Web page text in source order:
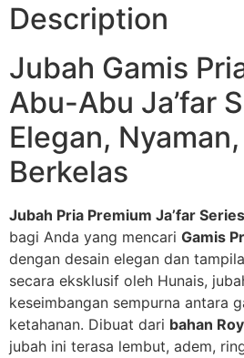
Description
Jubah Gamis
Abu-Abu Ja’far
Elegan,
Berkelas
Jubah Pria Premium Ja’far Series
bagi Anda yang mencari Gamis
dengan desain elegan dan
secara eksklusif oleh Hunais,
keseimbangan sempurna antara
ketahanan. Dibuat dari bahan
jubah ini terasa lembut, adem,